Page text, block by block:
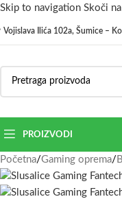
Skip to navigation Skoči
Vojislava Ilića 102a, Šumice –
PROIZVODI
Početna/Gaming oprema/